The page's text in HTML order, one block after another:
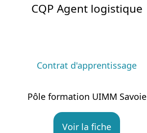
CQP Agent logistique
Contrat d'apprentissage
Pôle formation UIMM Savoie
Voir la fiche